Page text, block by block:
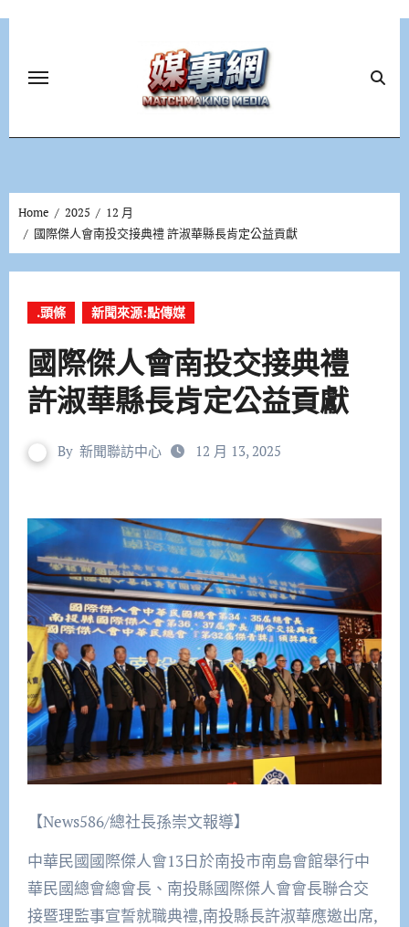
Home 2025
12 月
國際傑人會南投交接典禮 許淑華縣長肯定公益貢獻
.頭條 新聞來源:點傳媒
國際傑人會南投交接典禮
許淑華縣長肯定公益貢獻
By 新聞聯訪中心 12 月 13, 2025
【News586/總社長孫崇文報導】
中華民國國際傑人會13日於南投市南島會館舉行中
華民國總會總會長、南投縣國際傑人會會長聯合交
接暨理監事宣誓就職典禮,南投縣長許淑華應邀出席,